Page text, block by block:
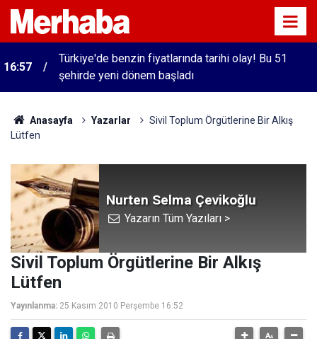
16:57
Türkiye'de benzin fiyatlarında tarihi olay! Bu 51
şehirde yeni dönem başladı
Anasayfa Yazarlar
Sivil Toplum Örgütlerine Bir Alkış
Lütfen
Nurten Selma Çevikoğlu
Yazarın Tüm Yazıları >
Sivil Toplum Örgütlerine Bir Alkış
Lütfen
Yayınlanma: 25 Kasım 2010 Perşembe 16:52